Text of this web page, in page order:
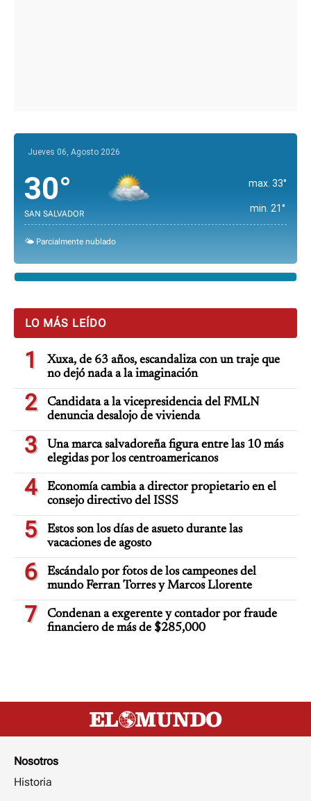
Jueves 06, Agosto 2026
30°
SAN SALVADOR
max. 33°
min. 21°
🌤️ Parcialmente nublado
LO MÁS LEÍDO
1
Xuxa, de 63 años, escandaliza con un traje que
no dejó nada a la imaginación
2
Candidata a la vicepresidencia del FMLN
denuncia desalojo de vivienda
3
Una marca salvadoreña figura entre las 10 más
elegidas por los centroamericanos
4
Economía cambia a director propietario en el
consejo directivo del ISSS
5
Estos son los días de asueto durante las
vacaciones de agosto
6
Escándalo por fotos de los campeones del
mundo Ferran Torres y Marcos Llorente
7
Condenan a exgerente y contador por fraude
financiero de más de $285,000
Nosotros
Historia